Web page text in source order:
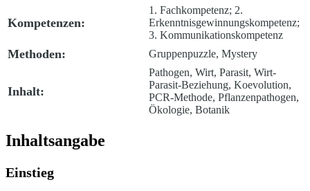
Kompetenzen:
1. Fachkompetenz; 2.
Erkenntnisgewinnungs­kompetenz;
3. Kommunikationskompetenz
Methoden: Gruppenpuzzle, Mystery
Inhalt:
Pathogen, Wirt, Parasit, Wirt-
Parasit-Beziehung, Koevolution,
PCR-Methode, Pflanzenpathogen,
Ökologie, Botanik
Inhaltsangabe
Einstieg